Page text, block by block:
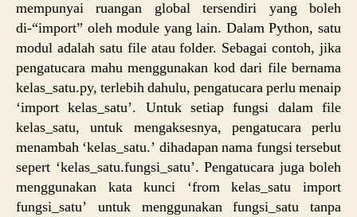
mempunyai ruangan global tersendiri yang boleh
di-“import” oleh module yang lain. Dalam Python, satu
modul adalah satu file atau folder. Sebagai contoh, jika
pengatucara mahu menggunakan kod dari file bernama
kelas_satu.py, terlebih dahulu, pengatucara perlu menaip
‘import kelas_satu’. Untuk setiap fungsi dalam file
kelas_satu, untuk mengaksesnya, pengatucara perlu
menambah ‘kelas_satu.’ dihadapan nama fungsi tersebut
sepert ‘kelas_satu.fungsi_satu’. Pengatucara juga boleh
menggunakan kata kunci ‘from kelas_satu import
fungsi_satu’ untuk menggunakan fungsi_satu tanpa